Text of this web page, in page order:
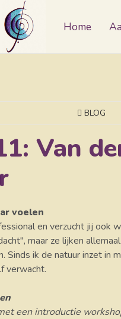
Home
BLOG
Van
voelen
en verzucht jij ook
maar ze lijken
Sinds ik de natuur inzet in
verwacht.
een introductie